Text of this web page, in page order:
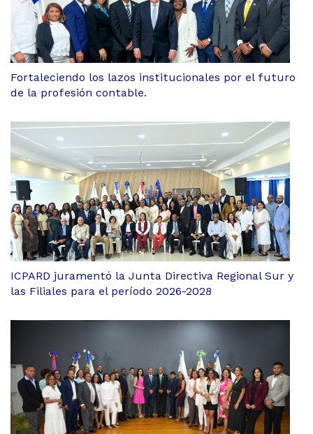
Fortaleciendo los lazos institucionales por el futuro
de la profesión contable.
ICPARD juramentó la Junta Directiva Regional Sur y
las Filiales para el período 2026-2028